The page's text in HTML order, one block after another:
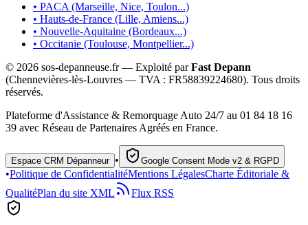
• PACA (Marseille, Nice, Toulon...)
• Hauts-de-France (Lille, Amiens...)
• Nouvelle-Aquitaine (Bordeaux...)
• Occitanie (Toulouse, Montpellier...)
© 2026 sos-depanneuse.fr — Exploité parFast Depann
(Chennevières-lès-Louvres — TVA : FR58839224680). Tous droits
réservés.
Plateforme d'Assistance & Remorquage Auto 24/7 au 01 84 18 16
39 avec Réseau de Partenaires Agréés en France.
Espace CRM Dépanneur • Google Consent Mode v2 & RGPD
•Politique de ConfidentialitéMentions LégalesCharte Éditoriale &
QualitéPlan du site XML Flux RSS